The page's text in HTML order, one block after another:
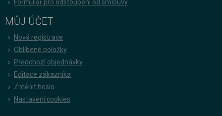
Formulář pro odstoupení od smlouvy
MŮJ ÚČET
Nová registrace
Oblíbené položky
Předchozí objednávky
Editace zákazníka
Změnit heslo
Nastavení cookies